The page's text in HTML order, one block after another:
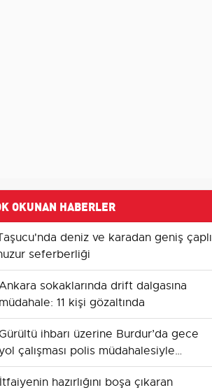
OKUNAN HABERLER
deniz ve karadan geniş çaplı
seferberliği
sokaklarında drift dalgasına
müdahale: 11 kişi gözaltında
ihbarı üzerine Burdur’da gece
çalışması polis müdahalesiyle
İtfaiyenin hazırlığını boşa çıkaran